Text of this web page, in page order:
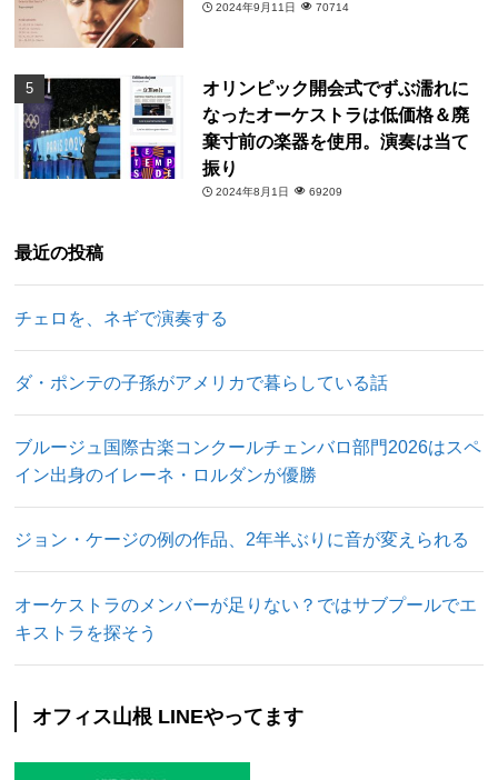
2024年9月11日 70714
オリンピック開会式でずぶ濡れに
なったオーケストラは低価格＆廃
棄寸前の楽器を使用。演奏は当て
振り
2024年8月1日 69209
最近の投稿
チェロを、ネギで演奏する
ダ・ポンテの子孫がアメリカで暮らしている話
ブルージュ国際古楽コンクールチェンバロ部門2026はスペ
イン出身のイレーネ・ロルダンが優勝
ジョン・ケージの例の作品、2年半ぶりに音が変えられる
オーケストラのメンバーが足りない？ではサブプールでエ
キストラを探そう
オフィス山根 LINEやってます